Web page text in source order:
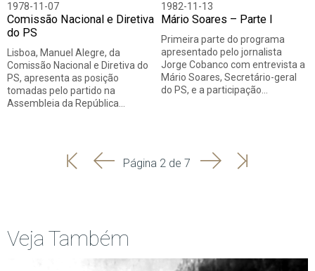
1978-11-07
Comissão Nacional e Diretiva
do PS
Lisboa, Manuel Alegre, da
Comissão Nacional e Diretiva do
PS, apresenta as posição
tomadas pelo partido na
Assembleia da República…
1982-11-13
Mário Soares – Parte I
Primeira parte do programa
apresentado pelo jornalista
Jorge Cobanco com entrevista a
Mário Soares, Secretário-geral
do PS, e a participação…
'
'
Página 2 de 7 SeguinteÚltima
Veja Também